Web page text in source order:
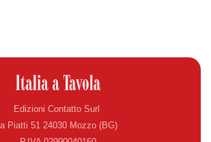
Edizioni Contatto Surl
Piatti 51 24030 Mozzo (BG)